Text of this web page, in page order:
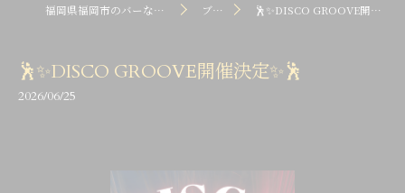
福岡県福岡市のバーならintro dot ブログ 🕺✨DISCO GROOVE開催決定✨🕺
🕺✨DISCO GROOVE開催決定✨🕺
2026/06/25